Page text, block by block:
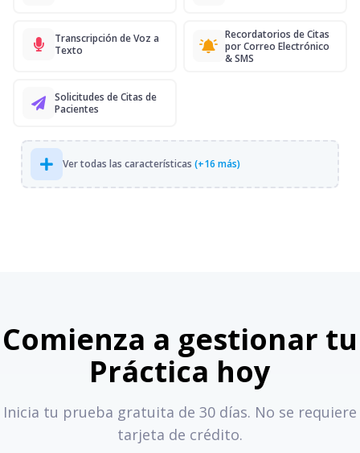
Transcripción de Voz a
Texto
Recordatorios de Citas
por Correo Electrónico
& SMS
Solicitudes de Citas de
Pacientes
Ver todas las características (+16 más)
Comienza a gestionar tu
Práctica hoy
Inicia tu prueba gratuita de 30 días. No se requiere
tarjeta de crédito.